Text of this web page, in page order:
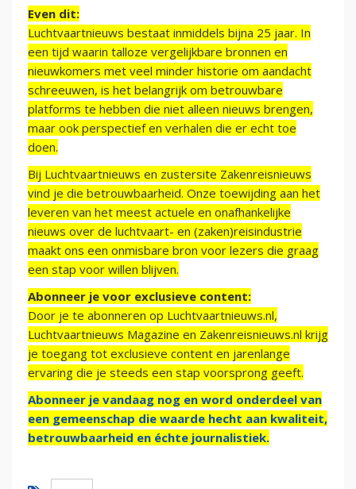
Even dit:
Luchtvaartnieuws bestaat inmiddels bijna 25 jaar. In
een tijd waarin talloze vergelijkbare bronnen en
nieuwkomers met veel minder historie om aandacht
schreeuwen, is het belangrijk om betrouwbare
platforms te hebben die niet alleen nieuws brengen,
maar ook perspectief en verhalen die er echt toe
doen.
Bij Luchtvaartnieuws en zustersite Zakenreisnieuws
vind je die betrouwbaarheid. Onze toewijding aan het
leveren van het meest actuele en onafhankelijke
nieuws over de luchtvaart- en (zaken)reisindustrie
maakt ons een onmisbare bron voor lezers die graag
een stap voor willen blijven.
Abonneer je voor exclusieve content:
Door je te abonneren op Luchtvaartnieuws.nl,
Luchtvaartnieuws Magazine en Zakenreisnieuws.nl krijg
je toegang tot exclusieve content en jarenlange
ervaring die je steeds een stap voorsprong geeft.
Abonneer je vandaag nog en word onderdeel van
een gemeenschap die waarde hecht aan kwaliteit,
betrouwbaarheid en échte journalistiek.